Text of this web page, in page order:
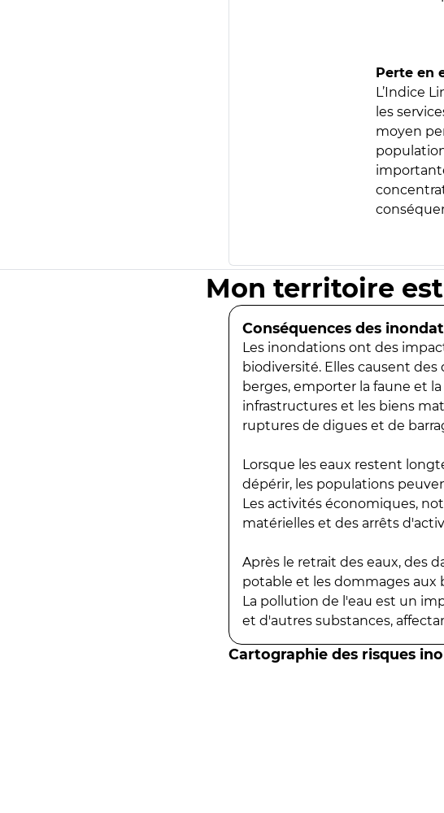
Perte en
L’Indice
les
moyen
Mon territoire
Conséquences des
Les inondations ont des
biodiversité. Elles causent
berges, emporter la faune et
infrastructures et les biens
ruptures de digues et de
Lorsque les eaux restent
dépérir, les populations
Les activités économiques,
matérielles et des arrêts
Après le retrait des eaux, des
potable et les dommages
La pollution de l'eau est un
et d'autres substances,
Cartographie des risques